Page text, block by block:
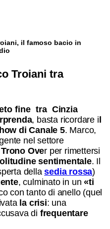
il famoso bacio in
Troiani tra
fine tra Cinzia
, basta ricordare il
di Canale 5. Marco,
nel settore
Trono Over per rimettersi
sentimentale. Il
dellasedia rossa)
, culminato in un«ti
con tanto di anello (quel
la crisi: una
di frequentare